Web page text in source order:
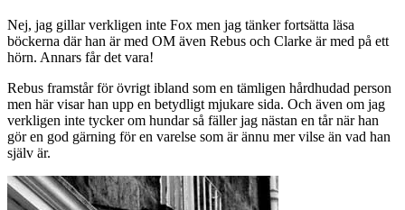
Nej, jag gillar verkligen inte Fox men jag tänker fortsätta läsa
böckerna där han är med OM även Rebus och Clarke är med på ett
hörn. Annars får det vara!
Rebus framstår för övrigt ibland som en tämligen hårdhudad person
men här visar han upp en betydligt mjukare sida. Och även om jag
verkligen inte tycker om hundar så fäller jag nästan en tår när han
gör en god gärning för en varelse som är ännu mer vilse än vad han
själv är.